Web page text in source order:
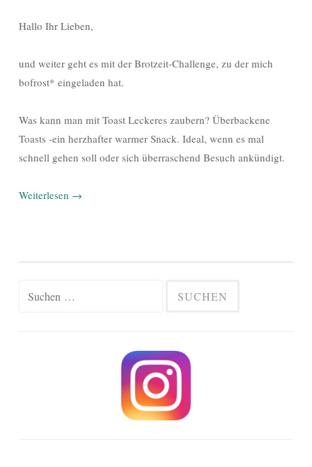
Hallo Ihr Lieben,
und weiter geht es mit der Brotzeit-Challenge, zu der mich
bofrost* eingeladen hat.
Was kann man mit Toast Leckeres zaubern? Überbackene
Toasts -ein herzhafter warmer Snack. Ideal, wenn es mal
schnell gehen soll oder sich überraschend Besuch ankündigt.
Weiterlesen →
Suchen